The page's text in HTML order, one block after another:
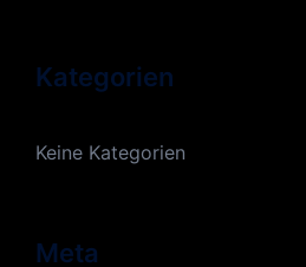
Kategorien
Keine Kategorien
Meta